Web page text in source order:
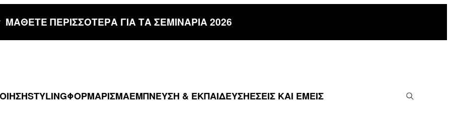
ΜΑΘΕΤΕ ΠΕΡΙΣΣΟΤΕΡΑ ΓΙΑ ΤΑ ΣΕΜΙΝΑΡΙΑ 2026
STYLINGΦΟΡΜΑΡΙΣΜΑΕΜΠΝΕΥΣΗ & ΕΚΠΑΙΔΕΥΣΗΕΣΕΙΣ ΚΑΙ ΕΜΕΙΣ